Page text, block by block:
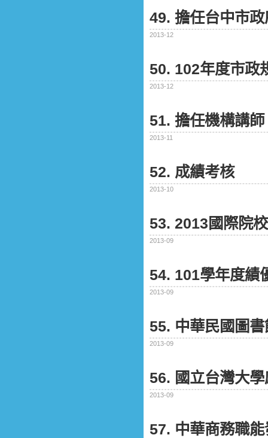
49. 擔任台中市
2013-12
50. 102年度市政
2013-12
51. 擔任機構講師
2013-11
52. 成績考核
2013-10
53. 2013國際院
2013-09
54. 101學年度績
2013-09
55. 中華民國圖
2013-09
56. 國立台灣大
2013-09
57. 中華商務職